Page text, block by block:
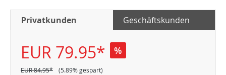
Privatkunden Geschäftskunden
EUR 79.95* %
EUR 84.95* (5.89% gespart)